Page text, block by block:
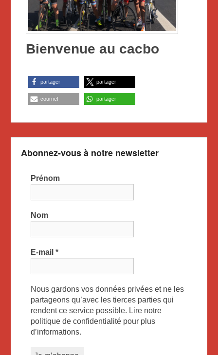
Bienvenue au cacbo
partager partager
courriel partager
Abonnez-vous à notre newsletter
Prénom
Nom
E-mail*
Nous gardons vos données privées et ne les
partageons qu’avec les tierces parties qui
rendent ce service possible. Lire notre
politique de confidentialité pour plus
d’informations.